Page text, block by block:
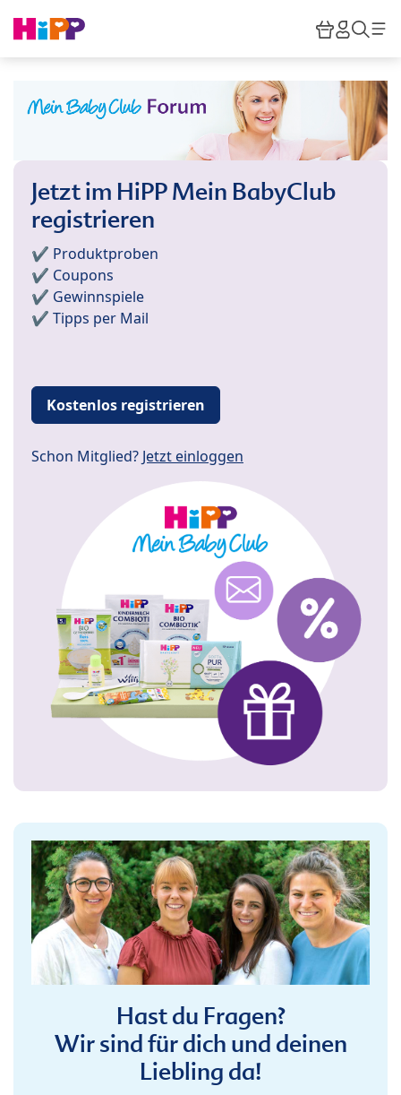
HiPP
Jetzt im HiPP Mein BabyClub
registrieren
✔️ Produktproben
✔️ Coupons
✔️ Gewinnspiele
✔️ Tipps per Mail
Kostenlos registrieren
Schon Mitglied? Jetzt einloggen
Hast du Fragen?
Wir sind für dich und deinen
Liebling da!